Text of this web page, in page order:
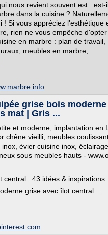
nous revient souvent est : est-
dans la cuisine ?
! Si vous appréciez l'esthétique
rien ne vous empêche
en marbre : plan de travail,
meubles en marbre,...
grise bois moderne
mat | Gris ...
et moderne, implantation en
chêne vieilli, meubles
évier cuisine inox,
sous meubles hauts -
central : 43 idées & inspirations
grise avec îlot central...